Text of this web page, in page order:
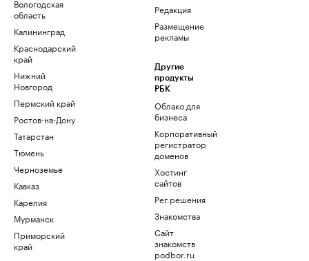
Вологодская
область
Калининград
Краснодарский
край
Нижний
Новгород
Пермский край
Ростов-на-Дону
Татарстан
Тюмень
Черноземье
Кавказ
Карелия
Мурманск
Приморский
край
Редакция
Размещение
рекламы
Другие
продукты
РБК
Облако для
бизнеса
Корпоративный
регистратор
доменов
Хостинг
сайтов
Рег.решения
Знакомства
Сайт
знакомств
podbor.ru